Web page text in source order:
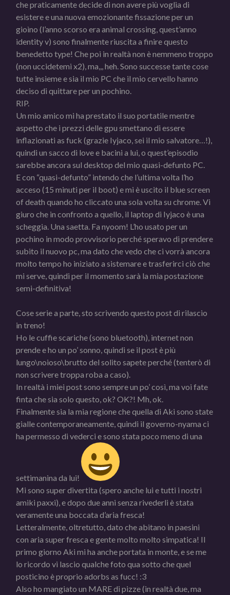
che praticamente decide di non avere più voglia di
esistere e una nuova emozionante fissazione per un
gioìno (l’anno scorso era animal crossing, quest’anno
identity v) sono finalmente riuscita a finire questo
benedetto type! Che poi in realtà non è nemmeno troppo
(non uccidetemi x2), ma,,, heh. Sono successe tante cose
tutte insieme e sia il mio PC che il mio cervello hanno
deciso di quittare per un pochino.
RIP.
Un mio amico mi ha prestato il suo portatile mentre
aspetto che i prezzi delle gpu smettano di essere
inflazionati as fuck (grazie Iyjaco, sei il mio salvatore…!),
quindi un sacco di love e bacini a lui, o quest’episodio
sarebbe ancora sul desktop del mio quasi-defunto PC.
E con “quasi-defunto” intendo che l’ultima volta l’ho
acceso (15 minuti per il boot) e mi è uscito il blue screen
of death quando ho cliccato una sola volta su chrome. Vi
giuro che in confronto a quello, il laptop di Iyjaco è una
scheggia. Una saetta. Fa nyoom! L’ho usato per un
pochino in modo provvisorio perché speravo di prendere
subito il nuovo pc, ma dato che vedo che ci vorrà ancora
molto tempo ho iniziato a sistemare e trasferirci ciò che
mi serve, quindi per il momento sarà la mia postazione
semi-definitiva!
Cose serie a parte, sto scrivendo questo post di rilascio
in treno!
Ho le cuffie scariche (sono bluetooth), internet non
prende e ho un po’ sonno, quindi se il post è più
lungo\noioso\brutto del solito sapete perché (tenterò di
non scrivere troppa roba a caso).
In realtà i miei post sono sempre un po’ così, ma voi fate
finta che sia solo questo, ok? OK?! Mh, ok.
Finalmente sia la mia regione che quella di Aki sono state
gialle contemporaneamente, quindi il governo-nyama ci
ha permesso di vederci e sono stata poco meno di una
settimanina da lui!
Mi sono super divertita (spero anche lui e tutti i nostri
amiki paxxi), e dopo due anni senza rivederli è stata
veramente una boccata d’aria fresca!
Letteralmente, oltretutto, dato che abitano in paesini
con aria super fresca e gente molto molto simpatica! Il
primo giorno Aki mi ha anche portata in monte, e se me
lo ricordo vi lascio qualche foto qua sotto che quel
posticino è proprio adorbs as fucc! :3
Also ho mangiato un MARE di pizze (in realtà due, ma